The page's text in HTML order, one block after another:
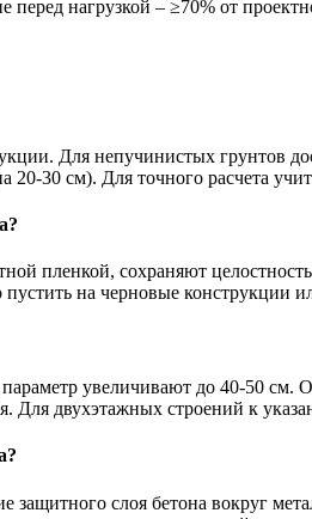
перед нагрузкой – ≥70% от
Для непучинистых грунтов
30 см). Для точного расчета
пленкой, сохраняют
на черновые конструкции
увеличивают до 40-50 см.
Для двухэтажных строений к
слоя бетона вокруг